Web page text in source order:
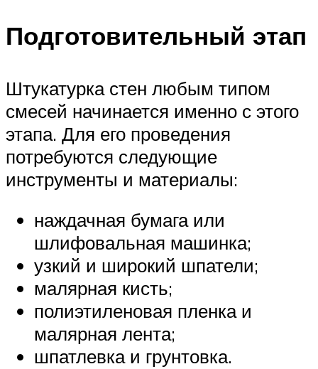
Подготовительный этап
Штукатурка стен любым типом
смесей начинается именно с этого
этапа. Для его проведения
потребуются следующие
инструменты и материалы:
наждачная бумага или
шлифовальная машинка;
узкий и широкий шпатели;
малярная кисть;
полиэтиленовая пленка и
малярная лента;
шпатлевка и грунтовка.